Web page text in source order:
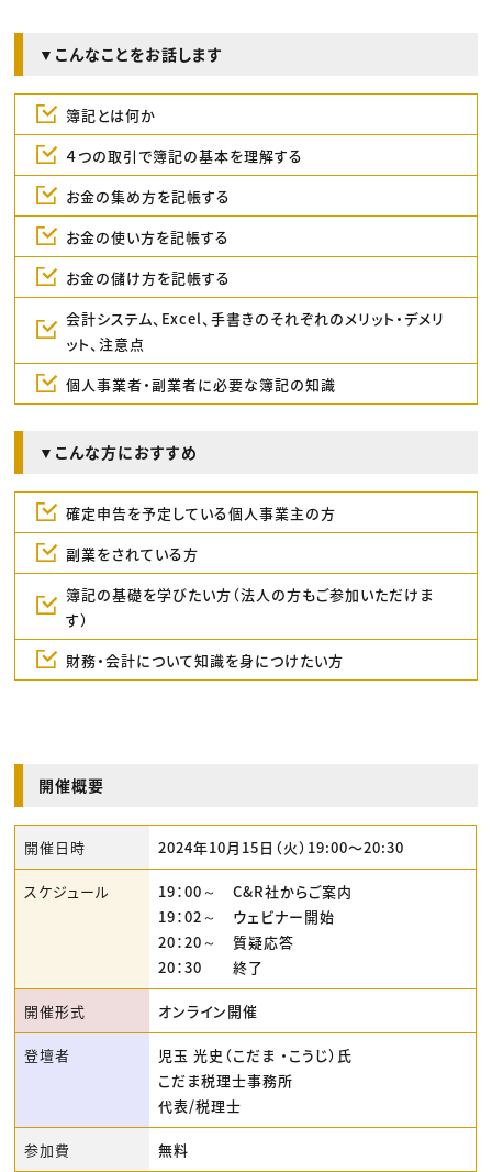
▼こんなことをお話します
簿記とは何か
４つの取引で簿記の基本を理解する
お金の集め方を記帳する
お金の使い方を記帳する
お金の儲け方を記帳する
会計システム、Excel、手書きのそれぞれのメリット・デメリ
ット、注意点
個人事業者・副業者に必要な簿記の知識
▼こんな方におすすめ
確定申告を予定している個人事業主の方
副業をされている方
簿記の基礎を学びたい方（法人の方もご参加いただけま
す）
財務・会計について知識を身につけたい方
開催概要
開催日時 2024年10月15日（火）19:00〜20:30
スケジュール
19：00～ C&R社からご案内
19：02～ ウェビナー開始
20：20～ 質疑応答
20：30 終了
開催形式 オンライン開催
登壇者
児玉 光史（こだま ・こうじ）氏
こだま税理士事務所
代表/税理士
参加費 無料